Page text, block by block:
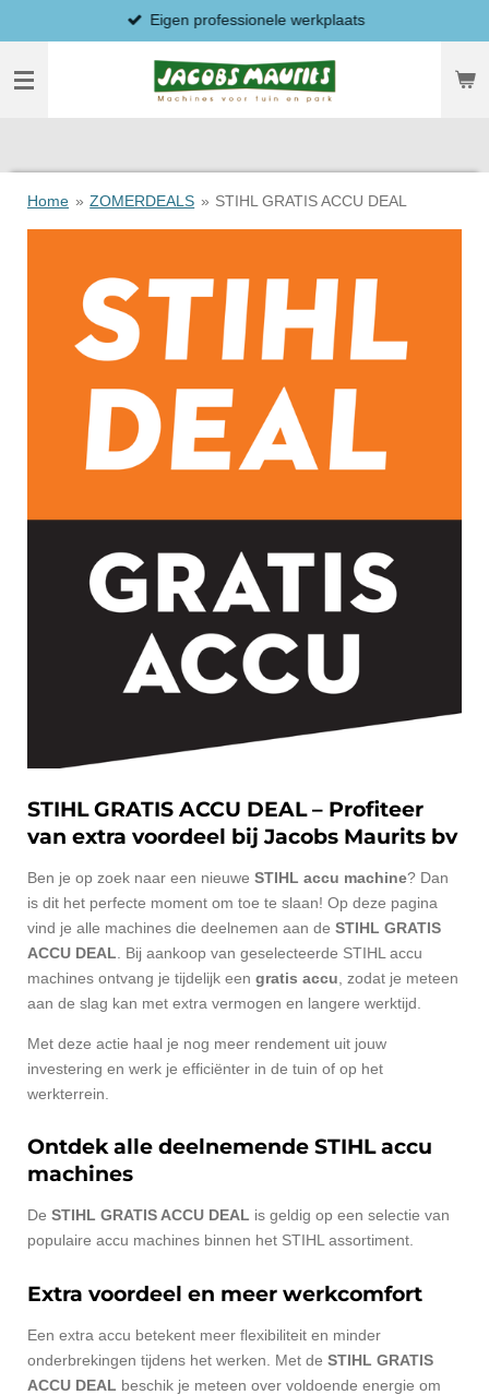
direct
naar
hoofdinhoud
Eigen professionele werkplaats
Home » ZOMERDEALS » STIHL GRATIS ACCU DEAL
STIHL GRATIS ACCU DEAL – Profiteer
van extra voordeel bij Jacobs Maurits bv
Ben je op zoek naar een nieuwe STIHL accu machine? Dan
is dit het perfecte moment om toe te slaan! Op deze pagina
vind je alle machines die deelnemen aan de STIHL GRATIS
ACCU DEAL . Bij aankoop van geselecteerde STIHL accu
machines ontvang je tijdelijk een gratis accu , zodat je meteen
aan de slag kan met extra vermogen en langere werktijd.
Met deze actie haal je nog meer rendement uit jouw
investering en werk je efficiënter in de tuin of op het
werkterrein.
Ontdek alle deelnemende STIHL accu
machines
De STIHL GRATIS ACCU DEAL is geldig op een selectie van
populaire accu machines binnen het STIHL assortiment.
Extra voordeel en meer werkcomfort
Een extra accu betekent meer flexibiliteit en minder
onderbrekingen tijdens het werken. Met de STIHL GRATIS
ACCU DEAL beschik je meteen over voldoende energie om